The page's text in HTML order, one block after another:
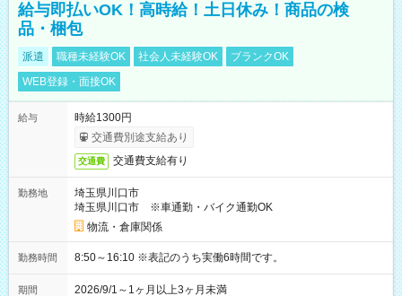
給与即払いOK！高時給！土日休み！商品の検
品・梱包
派遣 職種未経験OK 社会人未経験OK
ブランクOK
WEB登録・面接OK
給与
時給1300円
交通費別途支給あり
交通費 交通費支給有り
勤務地
埼玉県川口市
埼玉県川口市 ※車通勤・バイク通勤OK
物流・倉庫関係
勤務時間 8:50～16:10 ※表記のうち実働6時間です。
期間 2026/9/1～1ヶ月以上3ヶ月未満